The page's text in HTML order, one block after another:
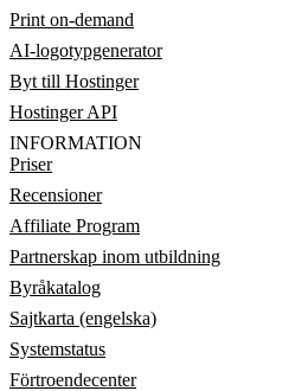
Print on-demand
AI-logotypgenerator
Byt till Hostinger
Hostinger API
INFORMATION
Priser
Recensioner
Affiliate Program
Partnerskap inom utbildning
Byråkatalog
Sajtkarta (engelska)
Systemstatus
Förtroendecenter